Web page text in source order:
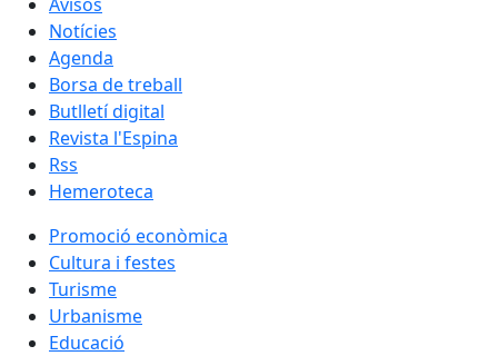
Notícies
Agenda
Borsa de treball
Butlletí digital
Revista l'Espina
Rss
Hemeroteca
Promoció econòmica
Cultura i festes
Turisme
Urbanisme
Educació